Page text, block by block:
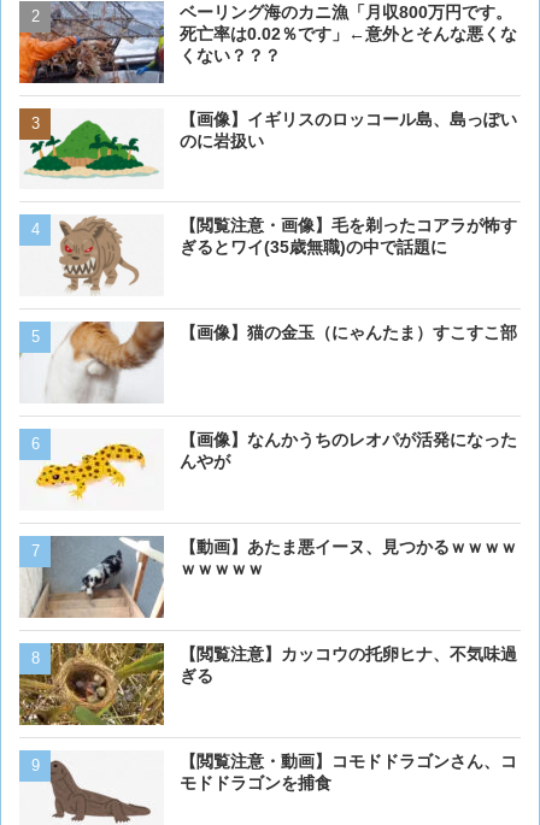
ベーリング海のカニ漁「月収800万円です。
死亡率は0.02％です」←意外とそんな悪くな
くない？？？
【画像】イギリスのロッコール島、島っぽい
のに岩扱い
【閲覧注意・画像】毛を剃ったコアラが怖す
ぎるとワイ(35歳無職)の中で話題に
【画像】猫の金玉（にゃんたま）すこすこ部
【画像】なんかうちのレオパが活発になった
んやが
【動画】あたま悪イーヌ、見つかるｗｗｗｗ
ｗｗｗｗｗ
【閲覧注意】カッコウの托卵ヒナ、不気味過
ぎる
【閲覧注意・動画】コモドドラゴンさん、コ
モドドラゴンを捕食
【閲覧注意・画像】毛を剃
ぎるとワイ(35歳無職)の中
【画像】イギリスのロッコ
【画像】猫が抱きついてく
【画像】 アメリカのケー
【画像】ボクの横に来る実
ベーリング海のカニ漁「月
【動画】男性、ロバにちょ
【画像】イッヌ、リモコ
を切る